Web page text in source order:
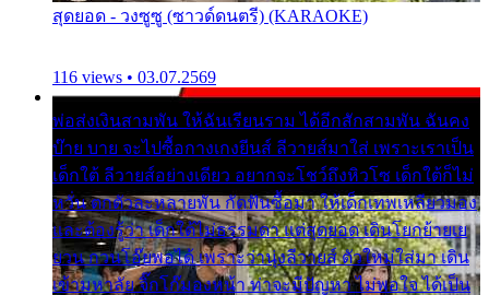
สุดยอด - วงซูซู (ซาวด์ดนตรี) (KARAOKE)
116 views • 03.07.2569
พ่อส่งเงินสามพัน ให้ฉันเรียนราม ได้อีกสักสามพัน ฉันคง
บ๊าย บาย จะไปซื้อกางเกงยีนส์ ลีวายส์มาใส่ เพราะเราเป็น
เด็กใต้ ลีวายส์อย่างเดียว อยากจะโชว์ถึงหิวโซ เด็กใต้ก็ไม่
หวั่น ตกตัวละหลายพัน กัดฟันซื้อมา ให้เด็กเทพเหลียวมอง
และต้องรู้ว่า เด็กใต้ไม่ธรรมดา แต่สุดยอด เดินโยกย้ายเย
ยวน กวนโอ๊ยพอได้ เพราะว่านุ่งลีวายส์ ตัวใหม่ใส่มา เดิน
เข้ามหาลัย จิ๊กโก๊มองหน้า ท่าจะมีปัญหา ไม่พอใจ ได้เป็น